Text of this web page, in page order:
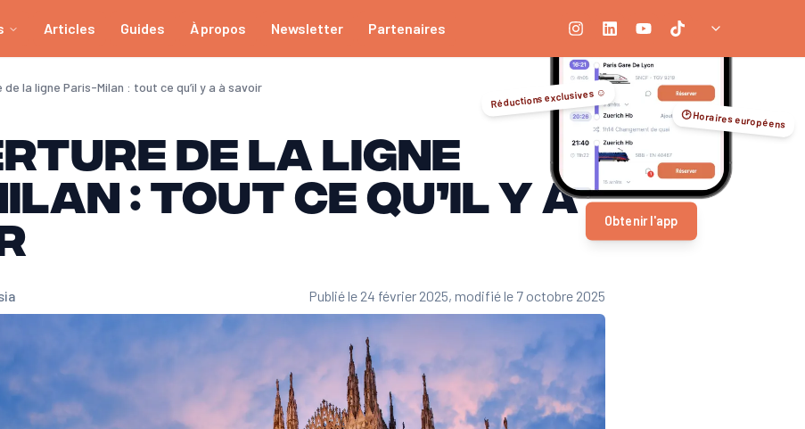
Articles Guides À propos Newsletter Partenaires
la ligne Paris-Milan : tout ce qu’il y a à savoir Réductions exclusives ☺️
🕑 Horaires européens
Obtenir l'app
de la ligne
: tout ce qu’il y a
Publié le 24 février 2025, modifié le 7 octobre 2025